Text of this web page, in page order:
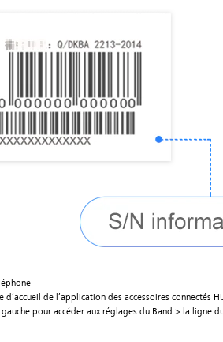
de l’application des accessoires connectés
pour accéder aux réglages du Band > la ligne